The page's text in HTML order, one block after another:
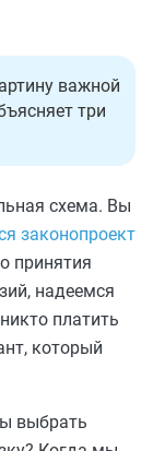
важной
три
схема. Вы
законопроект
принятия
надеемся
платить
который
выбрать